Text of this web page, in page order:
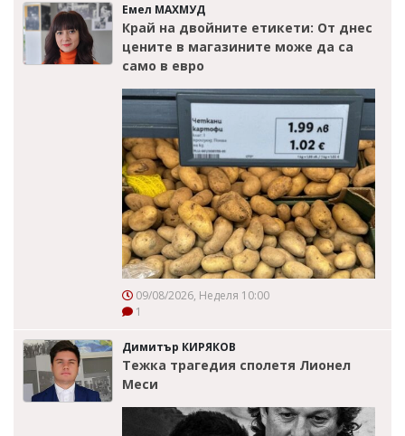
Емел МАХМУД
Край на двойните етикети: От днес
цените в магазините може да са
само в евро
09/08/2026, Неделя 10:00
1
Димитър КИРЯКОВ
Тежка трагедия сполетя Лионел
Меси